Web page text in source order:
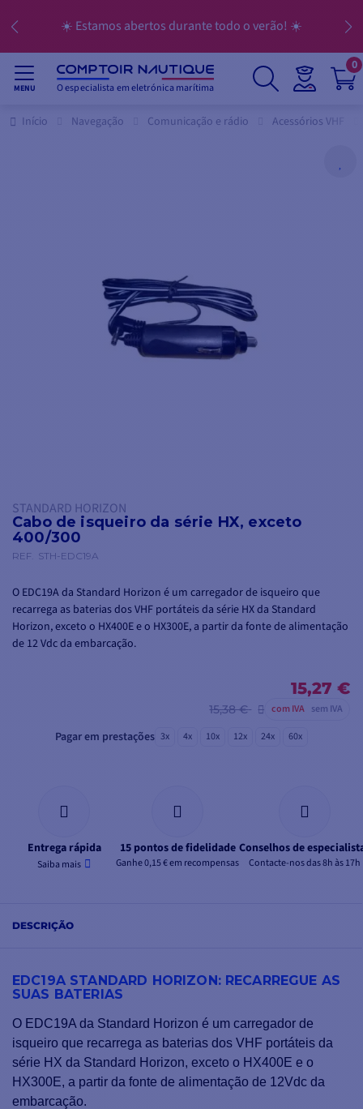
☀️ Estamos abertos durante todo o verão! ☀️
MENU O especialista em eletrónica marítima
0
Início Navegação Comunicação e rádio Acessórios VHF
STANDARD HORIZON
Cabo de isqueiro da série HX, exceto
400/300
REF. STH-EDC19A
O EDC19A da Standard Horizon é um carregador de isqueiro que
recarrega as baterias dos VHF portáteis da série HX da Standard
Horizon, exceto o HX400E e o HX300E, a partir da fonte de alimentação
de 12 Vdc da embarcação.
15,27 €
15,38 € com IVA sem IVA
Pagar em prestações 3x 4x 10x 12x 24x 60x
Entrega rápida
Saiba mais
15 pontos de fidelidade
Ganhe 0,15 € em recompensas
Conselhos de
Contacte-nos das 8h às 17h
DESCRIÇÃO
EDC19A STANDARD HORIZON: RECARREGUE AS
SUAS BATERIAS
O EDC19A da Standard Horizon é um carregador de
isqueiro que recarrega as baterias dos VHF portáteis da
série HX da Standard Horizon, exceto o HX400E e o
HX300E, a partir da fonte de alimentação de 12Vdc da
embarcação.